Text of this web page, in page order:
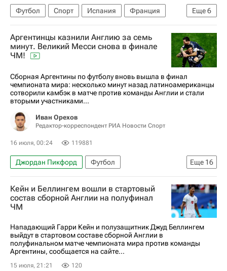
Еще6
Футбол Спорт Испания
Франция
ЮАР
Международная федерация футбола (ФИФА)
ЧМ по футболу 2026
Родри
Килиан Мбаппе
Аргентинцы казнили Англию за семь
минут. Великий Месси снова в финале
ЧМ!
Сборная Аргентины по футболу вновь вышла в финал
чемпионата мира: несколько минут назад латиноамериканцы
сотворили камбэк в матче против команды Англии и стали
вторыми участниками...
Иван Орехов
Редактор-корреспондент РИА Новости Спорт
16 июля, 00:24 119881
Еще 16
Джордан Пикфорд
Футбол
ЧМ по футболу 2026
Спорт
Спорт — видео
Материалы РИА Спорт
Авторы РИА Новости Спорт
Англия
Аргентина
Испания
Гарри Кейн
Лионель Месси
Энтони Гордон
Эмилиано Мартинес (1985)
Кейн и Беллингем вошли в стартовый
состав сборной Англии на полуфинал
ЧМ
Нападающий Гарри Кейн и полузащитник Джуд Беллингем
выйдут в стартовом составе сборной Англии в
полуфинальном матче чемпионата мира против команды
Аргентины, сообщается на сайте...
15 июля, 21:21 120